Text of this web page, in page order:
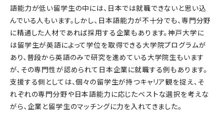
語能力が低い留学生の中には、日本では就職できないと思い込
んでいる人もいます。しかし、日本語能力が不十分でも、専門分野
に精通した人材であれば採用する企業もあります。神戸大学に
は留学生が英語によって学位を取得できる大学院プログラムが
あり、普段から英語のみで研究を進めている大学院生もいます
が、その専門性が認められて日本企業に就職する例もあります。
支援する側としては、個々の留学生が持つキャリア観を捉え、そ
れぞれの専門分野や日本語能力に応じたベストな選択を考えな
がら、企業と留学生のマッチングに力を入れてきました。